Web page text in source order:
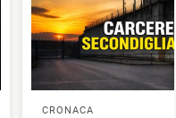
CRONACA